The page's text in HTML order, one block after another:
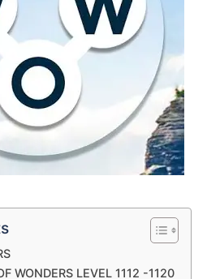
WONDERS LEVEL 1112 -1120